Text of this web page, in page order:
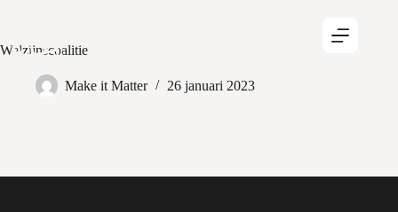
Welzijnscoalitie
Make it Matter 26 januari 2023